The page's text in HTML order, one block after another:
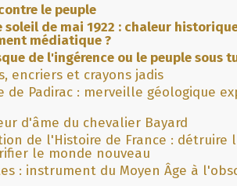
le peuple
soleil de mai 1922 : chaleur
médiatique ?
de l'ingérence ou le peuple sous
encriers et crayons jadis
de Padirac : merveille géologique
d'âme du chevalier Bayard
de l'Histoire de France : détruire
le monde nouveau
: instrument du Moyen Âge à